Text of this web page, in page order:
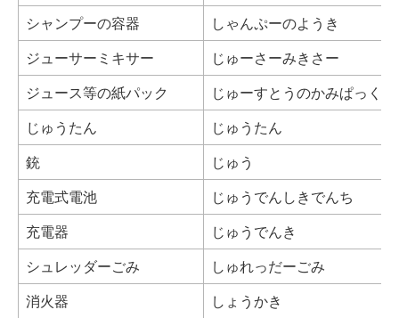
シャンプーの容器
しゃんぷーのようき
ジューサーミキサー
じゅーさーみきさー
ジュース等の紙パック
じゅーすとうのかみぱっく
じゅうたん
じゅうたん
銃
じゅう
充電式電池
じゅうでんしきでんち
充電器
じゅうでんき
シュレッダーごみ
しゅれっだーごみ
消火器
しょうかき